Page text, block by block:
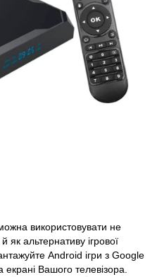
використовувати не
як альтернативу ігрової
Android ігри з Google
Вашого телевізора.